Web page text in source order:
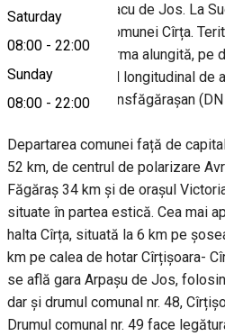
Saturday
08:00 - 22:00
Sunday
08:00 - 22:00
comunei Porumbacu de Jos. La
Nord cu hotarul comunei Cîrța.
de 8.576 ha. În forma alungită, pe
traversată pe axul longitudinal de
și de șoseaua Transfăgărașan (DN
Departarea comunei față de
52 km, de centrul de polarizare
Făgăraș 34 km și de orașul
situate în partea estică. Cea mai
halta Cîrța, situată la 6 km pe
km pe calea de hotar Cîrțișoara-
se află gara Arpașu de Jos,
dar și drumul comunal nr. 48,
Drumul comunal nr. 49 face